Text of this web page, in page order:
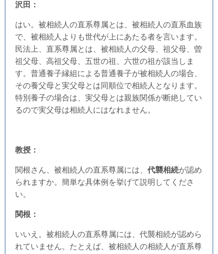
沢田：
はい。被相続人の直系尊属とは、被相続人の直系血族
で、被相続人よりも世代が上にあたる者を言います。
民法上、直系尊属とは、被相続人の父母、祖父母、曽
祖父母、高祖父母、五世の祖、六世の祖が該当しま
す。普通養子縁組による普通養子が被相続人の場合、
その養父母と実父母とは同順位で相続人となります。
特別養子の場合は、実父母とは親族関係が断絶してい
るので実父母は相続人にはなれません。
教授：
関根さん、被相続人の直系尊属には、 代襲相続が認め
られますか。簡単な具体例を挙げて説明してくださ
い。
関根：
いいえ。被相続人の直系尊属には、代襲相続が認めら
れていません。たとえば、被相続人の相続人が直系尊